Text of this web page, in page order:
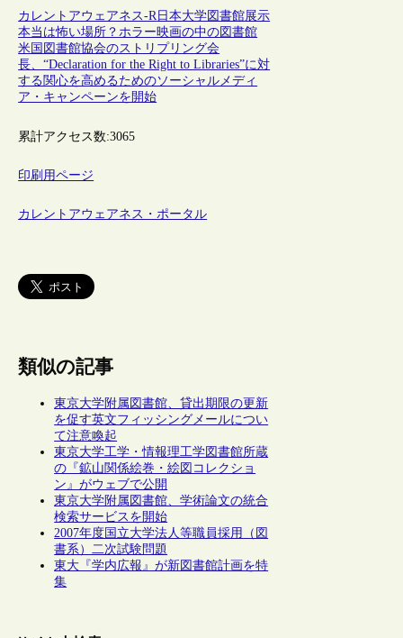
カレントアウェアネス-R日本大学図書館展示
本当は怖い場所？ホラー映画の中の図書館
米国図書館協会のストリプリング会
長、“Declaration for the Right to Libraries”に対
する関心を高めるためのソーシャルメディ
ア・キャンペーンを開始
累計アクセス数:3065
印刷用ページ
カレントアウェアネス・ポータル
類似の記事
東京大学附属図書館、貸出期限の更新
を促す英文フィッシングメールについ
て注意喚起
東京大学工学・情報理工学図書館所蔵
の『鉱山関係絵巻・絵図コレクショ
ン』がウェブで公開
東京大学附属図書館、学術論文の統合
検索サービスを開始
2007年度国立大学法人等職員採用（図
書系）二次試験問題
東大『学内広報』が新図書館計画を特
集